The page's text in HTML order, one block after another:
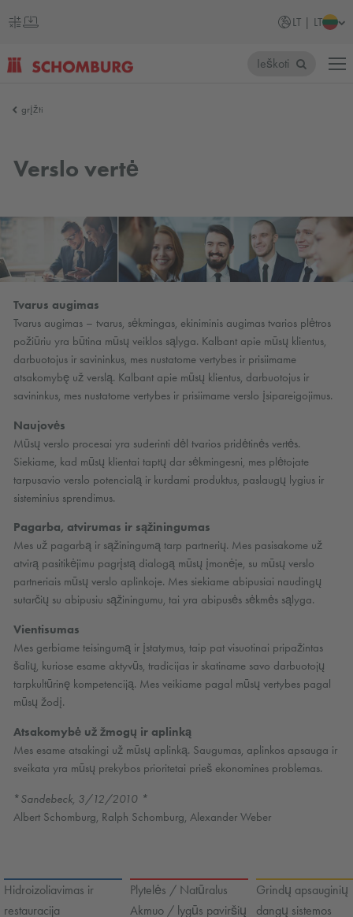
LT | LT
Ieškoti
grįžti
Verslo vertė
Tvarus augimas
Tvarus augimas – tvarus, sėkmingas, ekiniminis augimas tvarios plėtros
požiūriu yra būtina mūsų veiklos sąlyga. Kalbant apie mūsų klientus,
darbuotojus ir savininkus, mes nustatome vertybes ir prisiimame
atsakomybę už verslą. Kalbant apie mūsų klientus, darbuotojus ir
savininkus, mes nustatome vertybes ir prisiimame verslo įsipareigojimus.
Naujovės
Mūsų verslo procesai yra suderinti dėl tvarios pridėtinės vertės.
Siekiame, kad mūsų klientai taptų dar sėkmingesni, mes plėtojate
tarpusavio verslo potencialą ir kurdami produktus, paslaugų lygius ir
sisteminius sprendimus.
Pagarba, atvirumas ir sąžiningumas
Mes už pagarbą ir sąžiningumą tarp partnerių. Mes pasisakome už
atvirą pasitikėjimu pagrįstą dialogą mūsų įmonėje, su mūsų verslo
partneriais mūsų verslo aplinkoje. Mes siekiame abipusiai naudingų
sutarčių su abipusiu sąžiningumu, tai yra abipusės sėkmės sąlyga.
Vientisumas
Mes gerbiame teisingumą ir įstatymus, taip pat visuotinai pripažintas
šalių, kuriose esame aktyvūs, tradicijas ir skatiname savo darbuotojų
tarpkultūrinę kompetenciją. Mes veikiame pagal mūsų vertybes pagal
mūsų žodį.
Atsakomybė už žmogų ir aplinką
Mes esame atsakingi už mūsų aplinką. Saugumas, aplinkos apsauga ir
sveikata yra mūsų prekybos prioritetai prieš ekonomines problemas.
*Sandebeck, 3/12/2010 *
Albert Schomburg, Ralph Schomburg, Alexander Weber
Hidroizoliavimas ir
restauracija
Plytelės / Natūralus
Akmuo / lygūs paviršių
Grindų apsauginių
dangų sistemos